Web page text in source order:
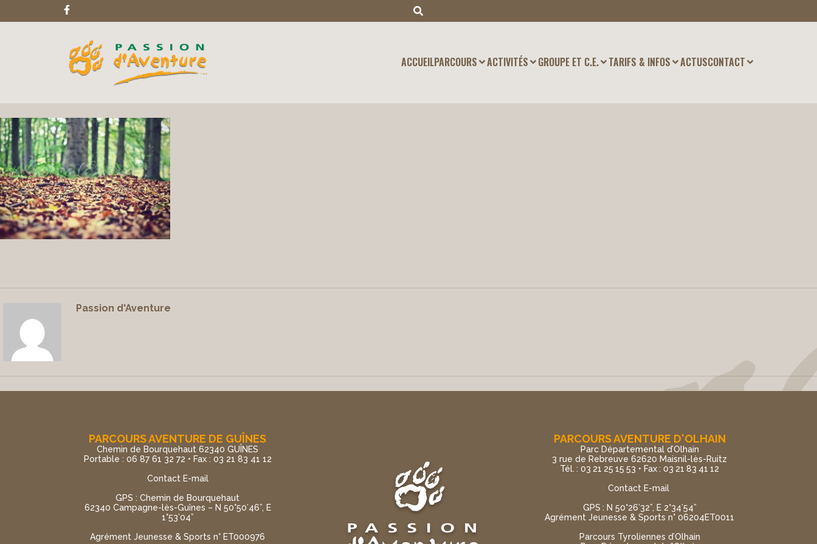
ACCUEILPARCOURS ACTIVITÉS GROUPE ET C.E. TARIFS & INFOS ACTUSCONTACT
Passion d'Aventure
PARCOURS AVENTURE DE GUÎNES
Chemin de Bourquehaut 62340 GUÎNES
Portable : 06 87 61 32 72 • Fax : 03 21 83 41 12
Contact E-mail
GPS : Chemin de Bourquehaut
62340 Campagne-lès-Guînes – N 50°50’46”, E
1°53’04”
Agrément Jeunesse & Sports n° ET000976
PARCOURS AVENTURE D'OLHAIN
Parc Départemental d’Olhain
3 rue de Rebreuve 62620 Maisnil-lès-Ruitz
Tél. : 03 21 25 15 53 • Fax : 03 21 83 41 12
Contact E-mail
GPS : N 50°26’32”, E 2°34’54”
Agrément Jeunesse & Sports n° 06204ET0011
Parcours Tyroliennes d’Olhain